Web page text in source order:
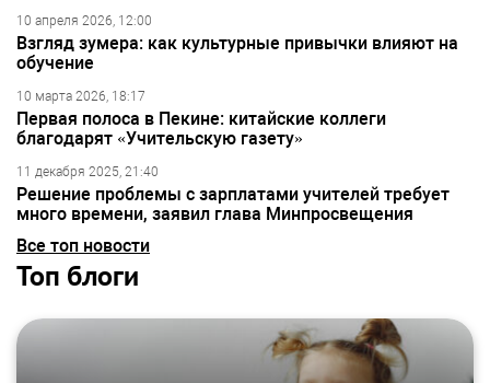
10 апреля 2026, 12:00
Взгляд зумера: как культурные привычки влияют на
обучение
10 марта 2026, 18:17
Первая полоса в Пекине: китайские коллеги
благодарят «Учительскую газету»
11 декабря 2025, 21:40
Решение проблемы с зарплатами учителей требует
много времени, заявил глава Минпросвещения
Все топ новости
Топ блоги